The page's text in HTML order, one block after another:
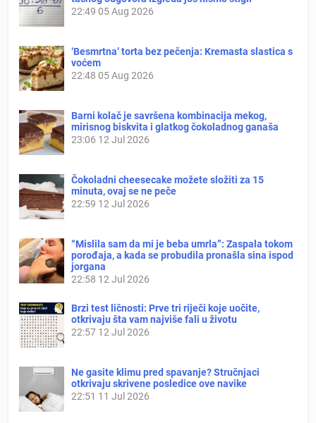
22:49 05 Aug 2026
‘Besmrtna’ torta bez pečenja: Kremasta slastica s
voćem
22:48 05 Aug 2026
Barni kolač je savršena kombinacija mekog,
mirisnog biskvita i glatkog čokoladnog ganaša
23:06 12 Jul 2026
Čokoladni cheesecake možete složiti za 15
minuta, ovaj se ne peče
22:59 12 Jul 2026
“Mislila sam da mi je beba umrla”: Zaspala tokom
porođaja, a kada se probudila pronašla sina ispod
jorgana
22:58 12 Jul 2026
Brzi test ličnosti: Prve tri riječi koje uočite,
otkrivaju šta vam najviše fali u životu
22:57 12 Jul 2026
Ne gasite klimu pred spavanje? Stručnjaci
otkrivaju skrivene posledice ove navike
22:51 11 Jul 2026